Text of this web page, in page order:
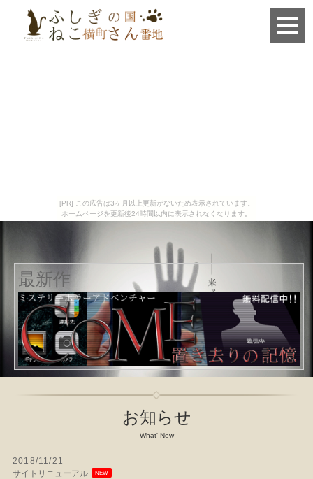
[PR] この広告は3ヶ月以上更新がないため表示されています。
ホームページを更新後24時間以内に表示されなくなります。
最新作
お知らせ
What' New
2018/11/21
サイトリニューアル
NEW